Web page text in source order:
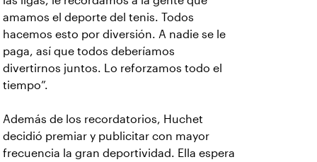
amamos el deporte del tenis. Todos
hacemos esto por diversión. A nadie se le
paga, así que todos deberíamos
divertirnos juntos. Lo reforzamos todo el
tiempo”.
Además de los recordatorios, Huchet
decidió premiar y publicitar con mayor
frecuencia la gran deportividad. Ella espera